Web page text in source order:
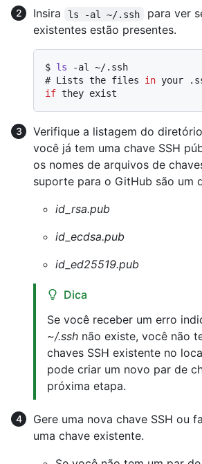
Insira
ls -al ~/.ssh
para ver
existentes estão presentes.
$ ls -al ~/.ssh
# Lists the files in
if they exist
Verifique a listagem do
você já tem uma chave SSH
os nomes de arquivos de
suporte para o GitHub são um
id_rsa.pub
id_ecdsa.pub
id_ed25519.pub
Dica
Se você receber um erro
~/.ssh não existe, você não
chaves SSH existente no
pode criar um novo par de
próxima etapa.
Gere uma nova chave SSH ou
uma chave existente.